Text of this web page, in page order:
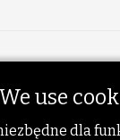
We use
dla